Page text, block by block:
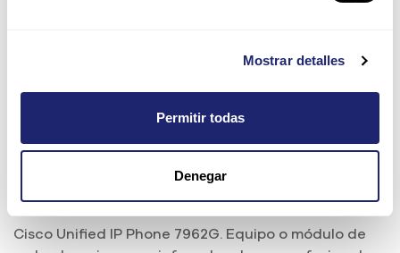
Mostrar detalles
Permitir todas
Denegar
Cisco Unified IP Phone 7962G
Ref: CP-7962G
Cisco Unified IP Phone 7962G. Equipo o módulo de